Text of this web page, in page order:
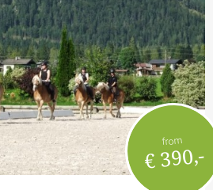
from
€ 390,-